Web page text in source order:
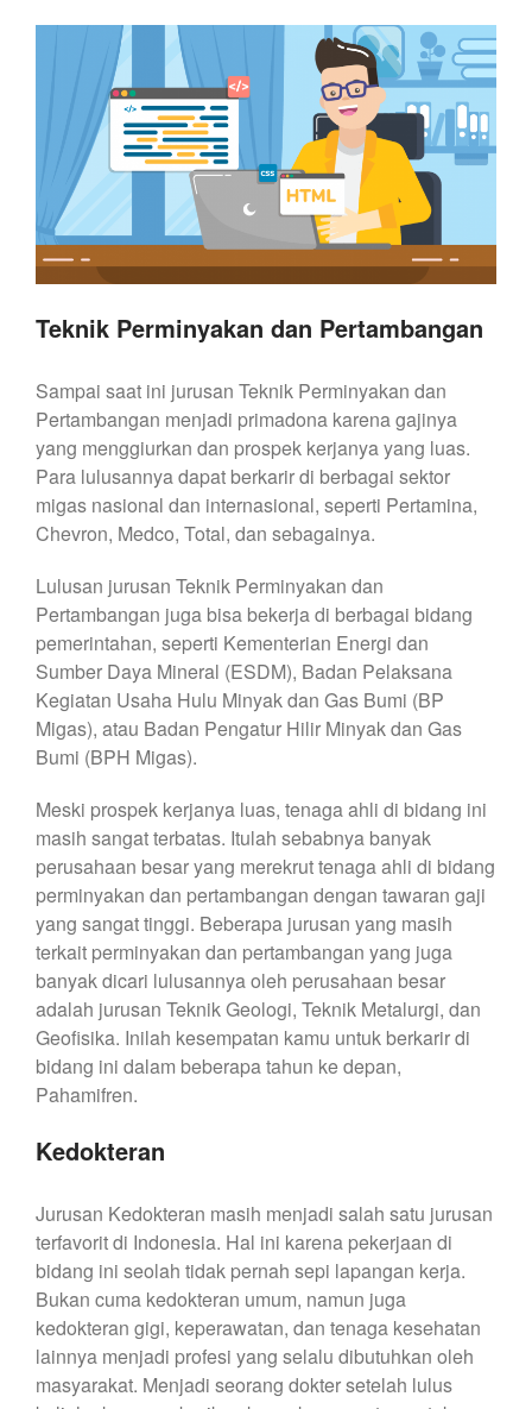
Teknik Perminyakan dan Pertambangan
Sampai saat ini jurusan Teknik Perminyakan dan
Pertambangan menjadi primadona karena gajinya
yang menggiurkan dan prospek kerjanya yang luas.
Para lulusannya dapat berkarir di berbagai sektor
migas nasional dan internasional, seperti Pertamina,
Chevron, Medco, Total, dan sebagainya.
Lulusan jurusan Teknik Perminyakan dan
Pertambangan juga bisa bekerja di berbagai bidang
pemerintahan, seperti Kementerian Energi dan
Sumber Daya Mineral (ESDM), Badan Pelaksana
Kegiatan Usaha Hulu Minyak dan Gas Bumi (BP
Migas), atau Badan Pengatur Hilir Minyak dan Gas
Bumi (BPH Migas).
Meski prospek kerjanya luas, tenaga ahli di bidang ini
masih sangat terbatas. Itulah sebabnya banyak
perusahaan besar yang merekrut tenaga ahli di bidang
perminyakan dan pertambangan dengan tawaran gaji
yang sangat tinggi. Beberapa jurusan yang masih
terkait perminyakan dan pertambangan yang juga
banyak dicari lulusannya oleh perusahaan besar
adalah jurusan Teknik Geologi, Teknik Metalurgi, dan
Geofisika. Inilah kesempatan kamu untuk berkarir di
bidang ini dalam beberapa tahun ke depan,
Pahamifren.
Kedokteran
Jurusan Kedokteran masih menjadi salah satu jurusan
terfavorit di Indonesia. Hal ini karena pekerjaan di
bidang ini seolah tidak pernah sepi lapangan kerja.
Bukan cuma kedokteran umum, namun juga
kedokteran gigi, keperawatan, dan tenaga kesehatan
lainnya menjadi profesi yang selalu dibutuhkan oleh
masyarakat. Menjadi seorang dokter setelah lulus